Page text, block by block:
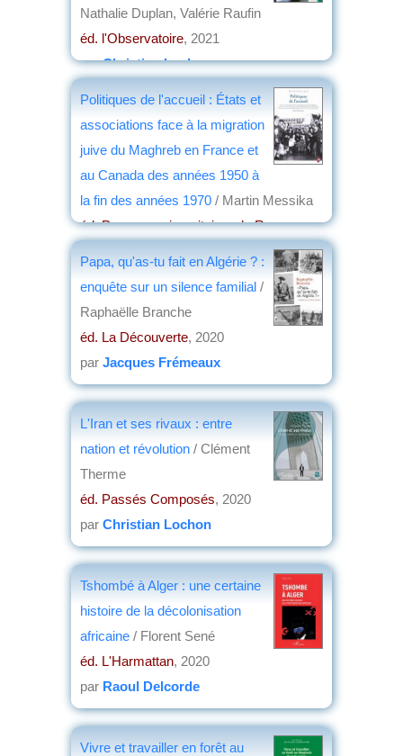
Nathalie Duplan, Valérie Raufin
éd. l'Observatoire, 2021
parChristian Lochon
Politiques de l'accueil : États et
associations face à la migration
juive du Maghreb en France et
au Canada des années 1950 à
la fin des années 1970 / Martin Messika
éd. Presses universitaires de Rennes,
Papa, qu'as-tu fait en Algérie ? :
enquête sur un silence familial /
Raphaëlle Branche
éd. La Découverte, 2020
par Jacques Frémeaux
L'Iran et ses rivaux : entre
nation et révolution / Clément
Therme
éd. Passés Composés, 2020
par Christian Lochon
Tshombé à Alger : une certaine
histoire de la décolonisation
africaine / Florent Sené
éd. L'Harmattan, 2020
par Raoul Delcorde
Vivre et travailler en forêt au